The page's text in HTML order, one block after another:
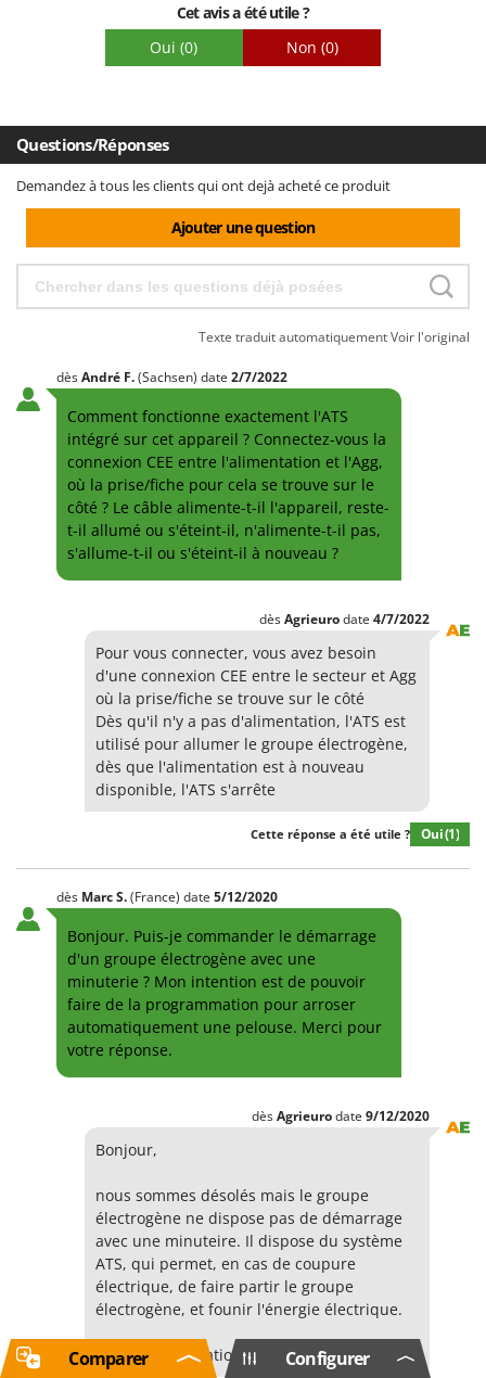
Cet avis a été utile ?
Oui (0) Non (0)
Questions/Réponses
Demandez à tous les clients qui ont dejà acheté ce produit
Ajouter une question
Texte traduit automatiquementVoir l'original
dèsAndré F.(Sachsen) date 2/7/2022
Comment fonctionne exactement l'ATS
intégré sur cet appareil ? Connectez-vous la
connexion CEE entre l'alimentation et l'Agg,
où la prise/fiche pour cela se trouve sur le
côté ? Le câble alimente-t-il l'appareil, reste-
t-il allumé ou s'éteint-il, n'alimente-t-il pas,
s'allume-t-il ou s'éteint-il à nouveau ?
dèsAgrieurodate 4/7/2022
Pour vous connecter, vous avez besoin
d'une connexion CEE entre le secteur et Agg
où la prise/fiche se trouve sur le côté
Dès qu'il n'y a pas d'alimentation, l'ATS est
utilisé pour allumer le groupe électrogène,
dès que l'alimentation est à nouveau
disponible, l'ATS s'arrête
Cette réponse a été utile ? Oui(1)
dès MarcS.(France) date 5/12/2020
Bonjour. Puis-je commander le démarrage
d'un groupe électrogène avec une
minuterie ? Mon intention est de pouvoir
faire de la programmation pour arroser
automatiquement une pelouse. Merci pour
votre réponse.
dèsAgrieurodate 9/12/2020
Bonjour,
nous sommes désolés mais le groupe
électrogène ne dispose pas de démarrage
avec une minuteire. Il dispose du système
ATS, qui permet, en cas de coupure
électrique, de faire partir le groupe
électrogène, et founir l'énergie électrique.
Cordiales Salutations Configurer
Comparer